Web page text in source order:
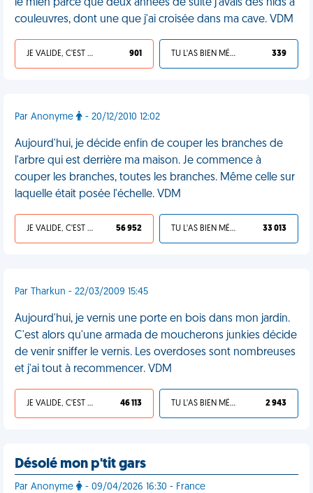
le mien parce que deux années de suite j'avais des nids à
couleuvres, dont une que j'ai croisée dans ma cave. VDM
JE VALIDE, C'EST UNE VDM 901 TU L'AS BIEN MÉRITÉ 339
Par Anonyme - 20/12/2010 12:02
Aujourd'hui, je décide enfin de couper les branches de
l'arbre qui est derrière ma maison. Je commence à
couper les branches, toutes les branches. Même celle sur
laquelle était posée l'échelle. VDM
JE VALIDE, C'EST UNE VDM 56 952 TU L'AS BIEN MÉRITÉ 33 013
Par Tharkun - 22/03/2009 15:45
Aujourd'hui, je vernis une porte en bois dans mon jardin.
C'est alors qu'une armada de moucherons junkies décide
de venir sniffer le vernis. Les overdoses sont nombreuses
et j'ai tout à recommencer. VDM
JE VALIDE, C'EST UNE VDM 46 113 TU L'AS BIEN MÉRITÉ 2 943
Désolé mon p'tit gars
Par Anonyme - 09/04/2026 16:30 - France